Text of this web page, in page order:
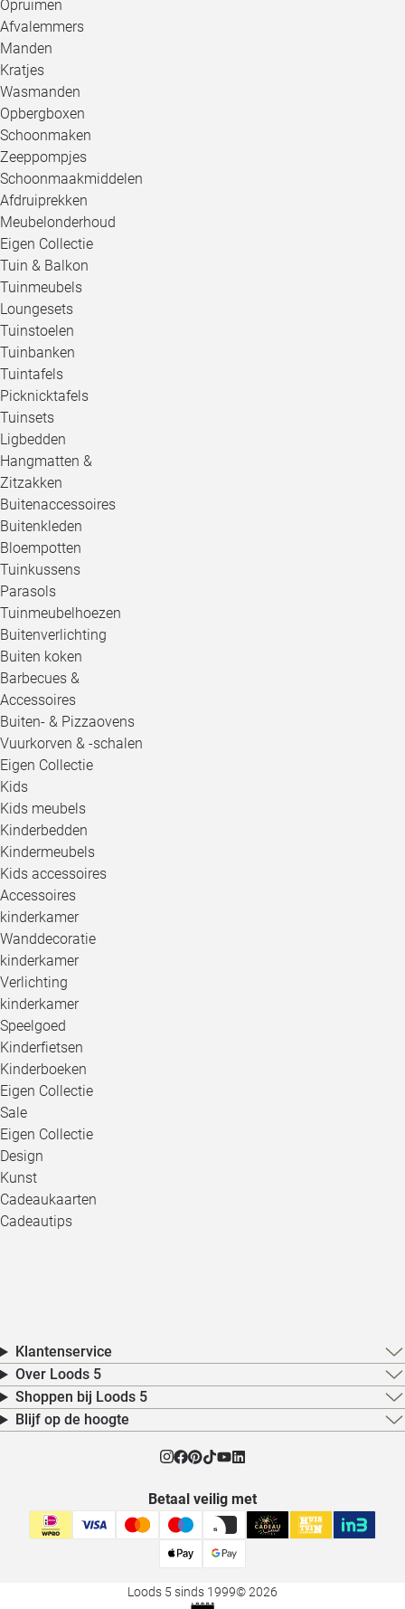
Opruimen
Afvalemmers
Manden
Kratjes
Wasmanden
Opbergboxen
Schoonmaken
Zeeppompjes
Schoonmaakmiddelen
Afdruiprekken
Meubelonderhoud
Eigen Collectie
Tuin & Balkon
Tuinmeubels
Loungesets
Tuinstoelen
Tuinbanken
Tuintafels
Picknicktafels
Tuinsets
Ligbedden
Hangmatten &
Zitzakken
Buitenaccessoires
Buitenkleden
Bloempotten
Tuinkussens
Parasols
Tuinmeubelhoezen
Buitenverlichting
Buiten koken
Barbecues &
Accessoires
Buiten- & Pizzaovens
Vuurkorven & -schalen
Eigen Collectie
Kids
Kids meubels
Kinderbedden
Kindermeubels
Kids accessoires
Accessoires
kinderkamer
Wanddecoratie
kinderkamer
Verlichting
kinderkamer
Speelgoed
Kinderfietsen
Kinderboeken
Eigen Collectie
Sale
Eigen Collectie
Design
Kunst
Cadeaukaarten
Cadeautips
Klantenservice
Over Loods 5
Shoppen bij Loods 5
Blijf op de hoogte
Betaal veilig met
Loods 5 sinds 1999© 2026